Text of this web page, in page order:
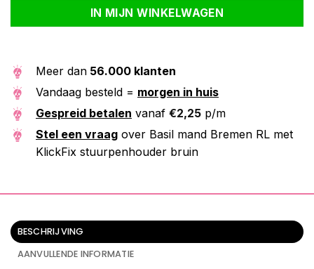
IN MIJN WINKELWAGEN
Meer dan 56.000 klanten
Vandaag besteld = morgen in huis
Gespreid betalen vanaf €2,25 p/m
Stel een vraag over Basil mand Bremen RL met
KlickFix stuurpenhouder bruin
BESCHRIJVING
AANVULLENDE INFORMATIE